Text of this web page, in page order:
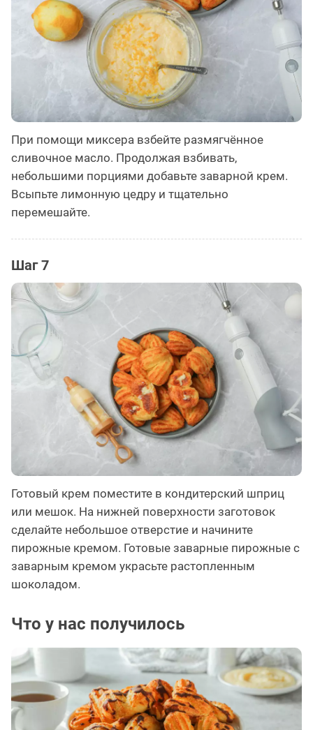
При помощи миксера взбейте размягчённое
сливочное масло. Продолжая взбивать,
небольшими порциями добавьте заварной крем.
Всыпьте лимонную цедру и тщательно
перемешайте.
Шаг 7
Готовый крем поместите в кондитерский шприц
или мешок. На нижней поверхности заготовок
сделайте небольшое отверстие и начините
пирожные кремом. Готовые заварные пирожные с
заварным кремом украсьте растопленным
шоколадом.
Что у нас получилось